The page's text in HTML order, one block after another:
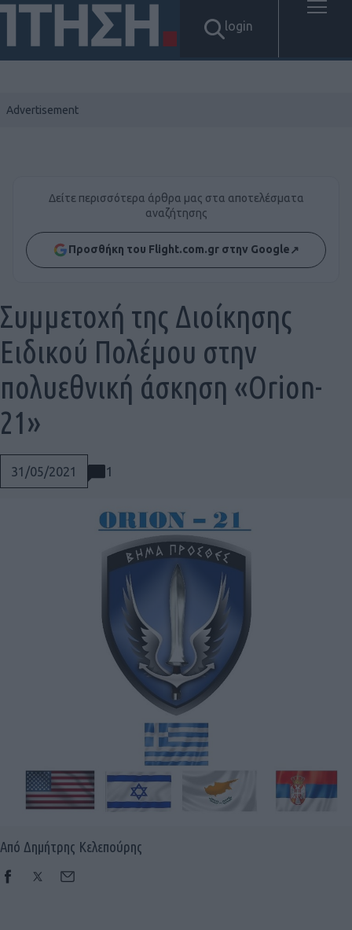
login
Δείτε περισσότερα άρθρα μας στα αποτελέσματα
αναζήτησης
Προσθήκη του Flight.com.gr στην Google↗
31/05/2021 1
Συμμετοχή της Διοίκησης
Ειδικού Πολέμου στην
πολυεθνική άσκηση «Orion-
21»
Από Δημήτρης Κελεπούρης